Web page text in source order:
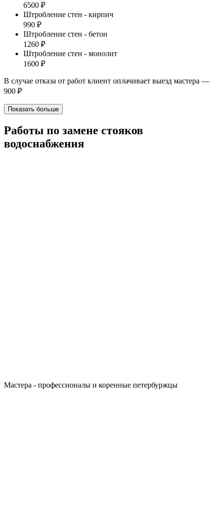
6500 ₽
Штробление стен - кирпич
990 ₽
Штробление стен - бетон
1260 ₽
Штробление стен - монолит
1600 ₽
В случае отказа от работ клиент оплачивает выезд мастера —
900 ₽
Показать больше
Работы по замене стояков
водоснабжения
Мастера - профессионалы и коренные петербуржцы